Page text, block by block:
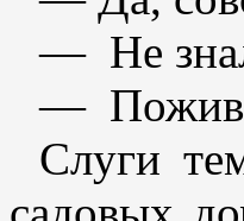
— Не
— Пожив
Слуги